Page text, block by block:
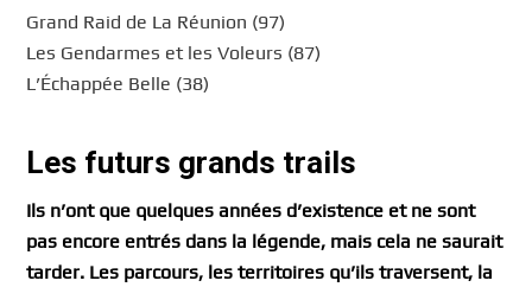
Grand Raid de La Réunion (97)
Les Gendarmes et les Voleurs (87)
L’Échappée Belle (38)
Les futurs grands trails
Ils n’ont que quelques années d’existence et ne sont
pas encore entrés dans la légende, mais cela ne saurait
tarder. Les parcours, les territoires qu’ils traversent, la